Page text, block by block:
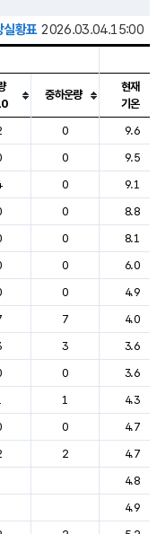
실황표 2026.03.04.15:00
람, 기압등을 안내한 표입
중하운량
현재
기온
0
9.6
0
9.5
0
9.1
0
8.8
0
8.1
0
6.0
0
4.9
7
4.0
3
3.6
0
3.6
1
4.3
0
4.7
2
4.7
4.8
4.9